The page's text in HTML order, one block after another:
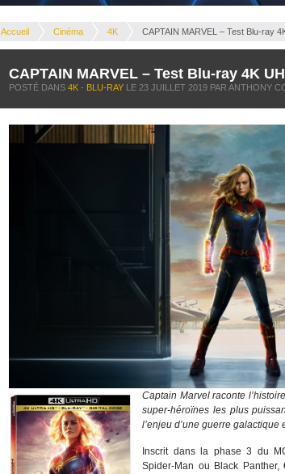
Accueil Cinéma 4K CAPTAIN MARVEL – Test Blu-ray
CAPTAIN MARVEL – Test Blu-ray 4K
POSTÉ DANS 4K - BLU-RAY LE 23 JUILLET 2019 PAR ANTHONY
Captain Marvel raconte
super-héroïnes les plus
l’enjeu d’une guerre galactique
Inscrit dans la phase 3 du
Spider-Man ou Black Panther,